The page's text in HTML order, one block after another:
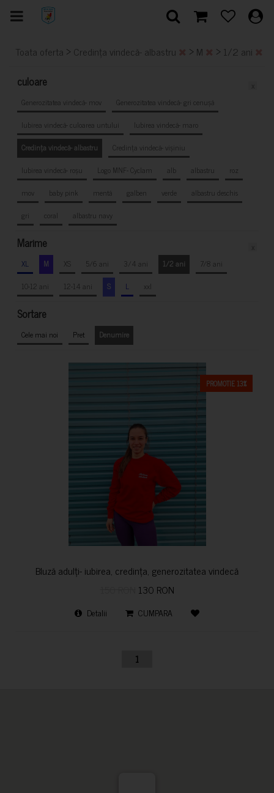
Toata oferta > Credința vindecă- albastru > M > 1/2 ani
culoare
Generozitatea vindecă- mov
Generozitatea vindecă- gri cenușă
Iubirea vindecă- culoarea untului
Iubirea vindecă- maro
Credința vindecă- albastru
Credința vindecă- vișiniu
Iubirea vindecă- roșu
Logo MNF- Cyclam alb albastru
roz
mov
baby pink mentă galben verde
albastru deschis
gri
coral albastru navy
Marime
XL M XS 5/6 ani 3/4 ani 1/2 ani
7/8 ani
10-12 ani
12-14 ani S L xxl
Sortare
Cele mai noi Pret Denumire
PROMOTIE 13%
Bluză adulți- iubirea, credința, generozitatea vindecă
130 RON
Detalii CUMPARA
1